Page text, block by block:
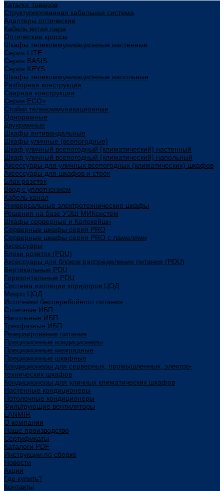
Каталог товаров
Структурированная кабельная система
Адаптеры оптические
Кабель витая пара
Оптические кроссы
Шкафы телекоммуникационные настенные
Cерия LITE
Cерия BASIS
Cерия KEYS
Шкафы телекоммуникационные напольные
Разборная конструкция
Сварная конструкция
Серия ECO+
Стойки телекоммуникационные
Однорамные
Двухрамные
Шкафы антивандальные
Шкафы уличные (всепогодные)
Шкаф уличный всепогодный (климатический) настенный
Шкаф уличный всепогодный (климатический) напольный
Аксессуары для уличных всепогодных (климатических) шкафов
Аксессуары для шкафов и стоек
Блок розеток
Ввод с уплотнением
Кабель канал
Универсальные электротехнические шкафы
Решения на базе УЭШ МИКсистем
Шкафы серверные и Колокейшн
Серверные шкафы серия PRO
Серверные шкафы серии PRO с ламелями
Аксессуары
Блоки розеток (PDU)
Аксессуары для блоков распределения питания (PDU)
Вертикальные PDU
Горизонтальные PDU
Система изоляции коридоров ЦОД
Микро ЦОД
Источники бесперебойного питания
Стоечные ИБП
Напольные ИБП
Трёхфазные ИБП
Резервирование питания
Прецизионные кондиционеры
Прецизионные межрядные
Прецизионные шкафные
Кондиционеры для серверных, промышленных, электро-
технических шкафов
Кондиционеры для уличных климатических шкафов
Настенные кондиционеры
Потолочные кондиционеры
Фильтрующие вентиляторы
LANMIR
О компании
Наше производство
Сертификаты
Каталоги PDF
Инструкции по сборке
Новости
Акции
Где купить?
Контакты